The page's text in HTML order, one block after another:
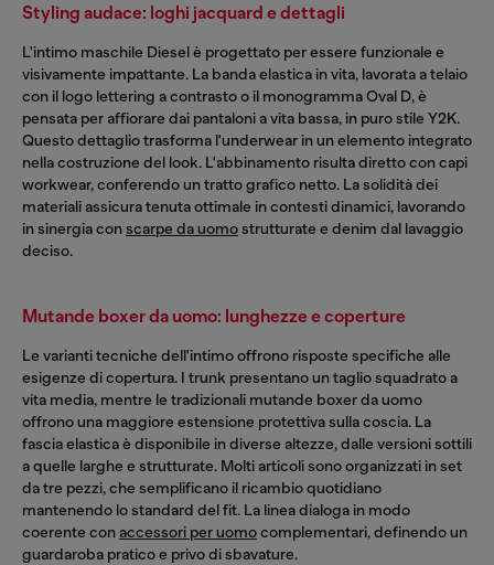
Styling audace: loghi jacquard e dettagli
L'intimo maschile Diesel è progettato per essere funzionale e
visivamente impattante. La banda elastica in vita, lavorata a telaio
con il logo lettering a contrasto o il monogramma Oval D, è
pensata per affiorare dai pantaloni a vita bassa, in puro stile Y2K.
Questo dettaglio trasforma l'underwear in un elemento integrato
nella costruzione del look. L'abbinamento risulta diretto con capi
workwear, conferendo un tratto grafico netto. La solidità dei
materiali assicura tenuta ottimale in contesti dinamici, lavorando
in sinergia conscarpe da uomostrutturate e denim dal lavaggio
deciso.
Mutande boxer da uomo: lunghezze e coperture
Le varianti tecniche dell'intimo offrono risposte specifiche alle
esigenze di copertura. I trunk presentano un taglio squadrato a
vita media, mentre le tradizionali mutande boxer da uomo
offrono una maggiore estensione protettiva sulla coscia. La
fascia elastica è disponibile in diverse altezze, dalle versioni sottili
a quelle larghe e strutturate. Molti articoli sono organizzati in set
da tre pezzi, che semplificano il ricambio quotidiano
mantenendo lo standard del fit. La linea dialoga in modo
coerente con accessori per uomocomplementari, definendo un
guardaroba pratico e privo di sbavature.